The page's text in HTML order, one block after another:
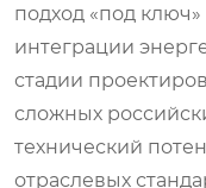
подход «под
интеграции
стадии
сложных
технический
отраслевых